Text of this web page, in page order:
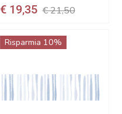
€ 19,35 € 21,50
Risparmia 10%